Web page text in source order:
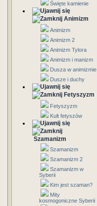
Święte kamienie
Animizm
Animizm
Animizm 2
Animizm Tylora
Animizm i manizm
Dusza w animizmie
Dusze i duchy
Fetyszyzm
Fetyszyzm
Kult fetyszów
Szamanizm
Szamanizm
Szamanizm 2
Szamanizm w
Syberii
Kim jest szaman?
Mity
kosmogoniczne Syberii